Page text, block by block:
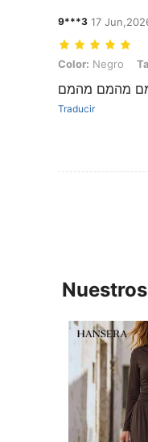
9***3 17
Color: Negro, Talla: L
Color: Negro
מהמם מהמם
Traducir